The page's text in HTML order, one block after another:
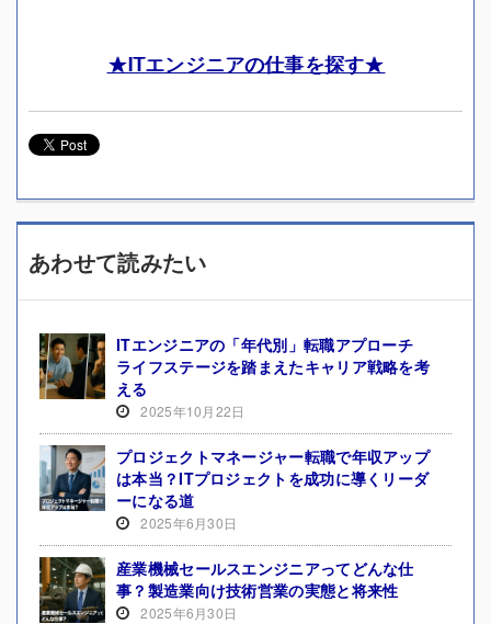
★ITエンジニアの仕事を探す★
あわせて読みたい
ITエンジニアの「年代別」転職アプローチ
ライフステージを踏まえたキャリア戦略を考
える
2025年10月22日
プロジェクトマネージャー転職で年収アップ
は本当？ITプロジェクトを成功に導くリーダ
ーになる道
2025年6月30日
産業機械セールスエンジニアってどんな仕
事？製造業向け技術営業の実態と将来性
2025年6月30日